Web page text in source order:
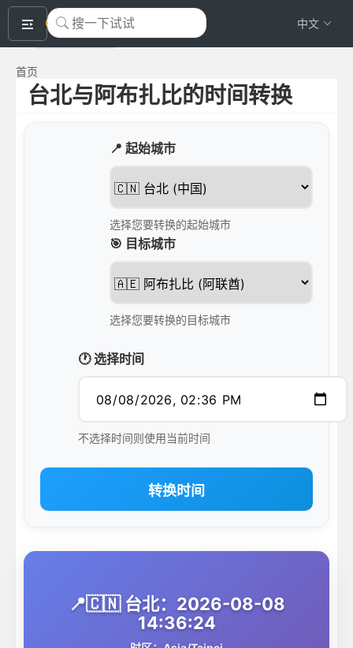
okeyTool 中文
首页
台北与阿布扎比的时间转换
📍 起始城市
选择您要转换的起始城市
🎯 目标城市
选择您要转换的目标城市
🕐 选择时间
不选择时间则使用当前时间
转换时间
📍🇨🇳 台北：2026-08-08
14:36:24